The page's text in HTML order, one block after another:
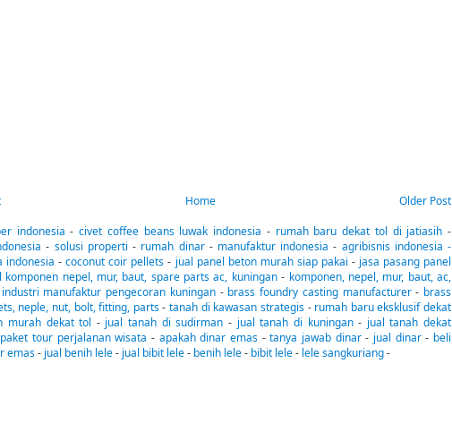
Older Post
Home
indonesia - civet coffee beans luwak indonesia - rumah baru dekat tol di jatiasih -
- solusi properti - rumah dinar- manufaktur indonesia - agribisnis indonesia -
indonesia -coconut coir pellets - jual panel beton murah siap pakai - jasa pasang panel
komponen nepel, mur, baut, spare parts ac, kuningan- komponen, nepel, mur, baut, ac,
industri manufaktur pengecoran kuningan- brass foundry casting manufacturer- brass
neple, nut, bolt, fitting, parts- tanah di kawasan strategis- rumah baru eksklusif dekat
murah dekat tol - jual tanah di sudirman - jual tanah di kuningan- jual tanah dekat
paket tour perjalanan wisata - apakah dinar emas -tanya jawab dinar- jual dinar- beli
emas- jual benih lele- jual bibit lele- benih lele- bibit lele- lele sangkuriang-